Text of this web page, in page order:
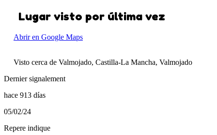
Lugar visto por última vez
Abrir en Google Maps
Visto cerca de Valmojado, Castilla-La Mancha, Valmojado
Dernier signalement
hace 913 días
05/02/24
Repere indique